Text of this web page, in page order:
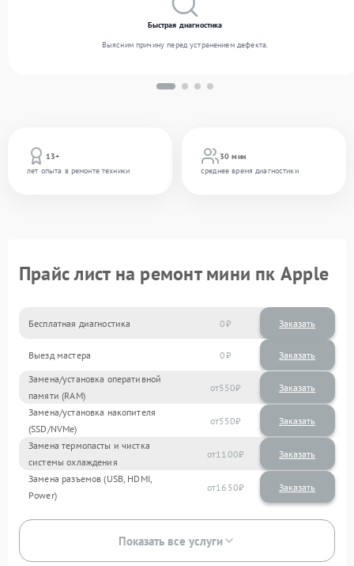
13+
лет опыта в ремонте техники
30 мин
среднее время диагностики
Быстрая диагностика
Выясним причину перед устранением дефекта.
Прайс лист на ремонт мини пк Apple
Бесплатная диагностика 0 Заказать
Выезд мастера 0 Заказать
Замена/установка оперативной
памяти (RAM)
550
Замена/установка накопителя
(SSD/NVMe)
550
Замена термопасты и чистка
системы охлаждения
1100
Замена разъемов (USB, HDMI,
Power)
1650
Показать все услуги